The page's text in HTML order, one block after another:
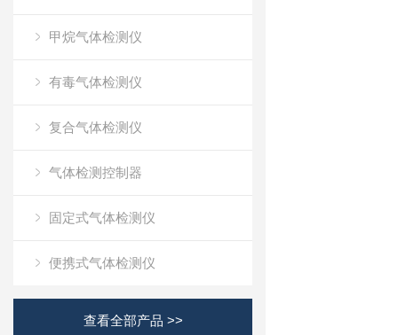
甲烷气体检测仪
有毒气体检测仪
复合气体检测仪
气体检测控制器
固定式气体检测仪
便携式气体检测仪
查看全部产品 >>